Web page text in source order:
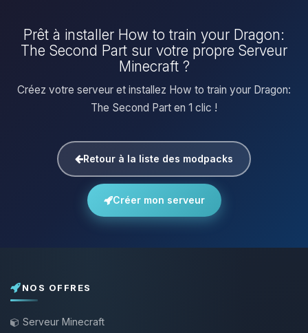
Prêt à installer How to train your Dragon:
The Second Part sur votre propre Serveur
Minecraft ?
Créez votre serveur et installez How to train your Dragon:
The Second Part en 1 clic !
Retour à la liste des modpacks
Créer mon serveur
NOS OFFRES
Serveur Minecraft